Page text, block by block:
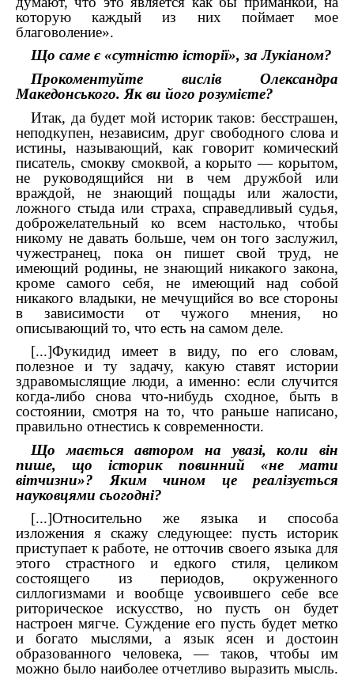
которую каждый из них поймает мое
благоволение».
Що саме є «сутністю історії», за Лукіаном?
Прокоментуйте вислів Олександра
Македонського. Як ви його розумієте?
Итак, да будет мой историк таков: бесстрашен,
неподкупен, независим, друг свободного слова и
истины, называющий, как говорит комический
писатель, смокву смоквой, а корыто — корытом,
не руководящийся ни в чем дружбой или
враждой, не знающий пощады или жалости,
ложного стыда или страха, справедливый судья,
доброжелательный ко всем настолько, чтобы
никому не давать больше, чем он того заслужил,
чужестранец, пока он пишет свой труд, не
имеющий родины, не знающий никакого закона,
кроме самого себя, не имеющий над собой
никакого владыки, не мечущийся во все стороны
в зависимости от чужого мнения, но
описывающий то, что есть на самом деле.
[...]Фукидид имеет в виду, по его словам,
полезное и ту задачу, какую ставят истории
здравомыслящие люди, а именно: если случится
когда-либо снова что-нибудь сходное, быть в
состоянии, смотря на то, что раньше написано,
правильно отнестись к современности.
Що мається автором на увазі, коли він
пише, що історик повинний «не мати
вітчизни»? Яким чином це реалізується
науковцями сьогодні?
[...]Относительно же языка и способа
изложения я скажу следующее: пусть историк
приступает к работе, не отточив своего языка для
этого страстного и едкого стиля, целиком
состоящего из периодов, окруженного
силлогизмами и вообще усвоившего себе все
риторическое искусство, но пусть он будет
настроен мягче. Суждение его пусть будет метко
и богато мыслями, а язык ясен и достоин
образованного человека, — таков, чтобы им
можно было наиболее отчетливо выразить мысль.